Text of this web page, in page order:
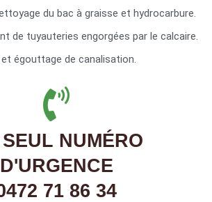
du bac à graisse et hydrocarbure.
de tuyauteries engorgées par le calcaire.
égouttage de canalisation.
NUMÉRO
D'URGENCE
71 86 34